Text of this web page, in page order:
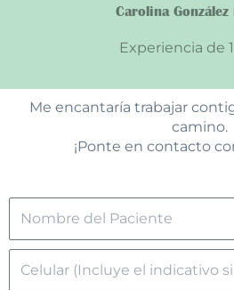
Carolina González
Experiencia de
Me encantaría trabajar
camino.
¡Ponte en contacto